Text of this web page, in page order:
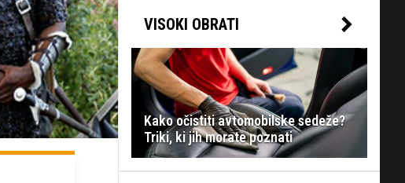
VISOKI OBRATI
Kako očistiti avtomobilske sedeže?
Triki, ki jih morate poznati